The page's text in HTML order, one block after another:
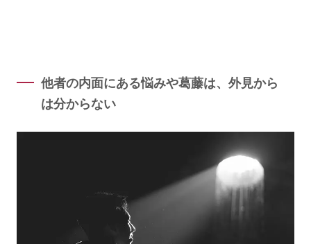
他者の内面にある悩みや葛藤は、外見から
は分からない